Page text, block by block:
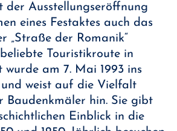
der Ausstellungseröffnung
eines Festaktes auch das
„Straße der Romanik“
Touristikroute in
wurde am 7. Mai 1993 ins
weist auf die Vielfalt
Baudenkmäler hin. Sie gibt
Einblick in die